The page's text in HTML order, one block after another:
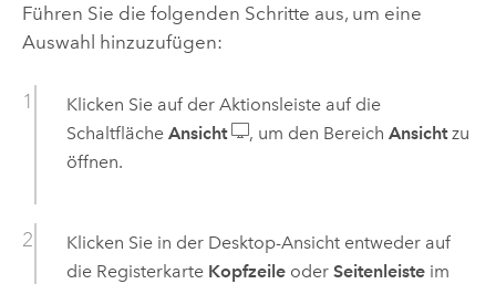
Führen Sie die folgenden Schritte aus, um eine
Auswahl hinzuzufügen:
Klicken Sie auf der Aktionsleiste auf die
Schaltfläche Ansicht , um den Bereich Ansichtzu
öffnen.
Klicken Sie in der Desktop-Ansicht entweder auf
die Registerkarte Kopfzeileoder Seitenleisteim